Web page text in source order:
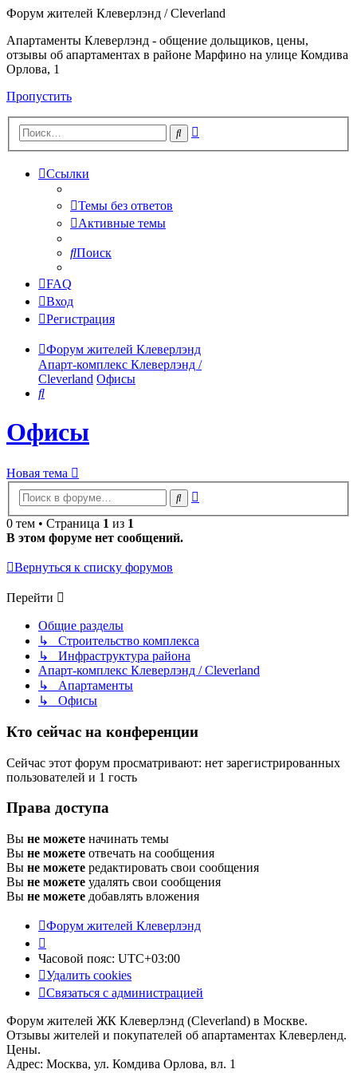
Форум жителей Клеверлэнд / Cleverland
Апартаменты Клеверлэнд - общение дольщиков, цены,
отзывы об апартаментах в районе Марфино на улице Комдива
Орлова, 1
Пропустить
Поиск
Ссылки
Темы без ответов
Активные темы
Поиск
FAQ
Вход
Регистрация
Форум жителей Клеверлэнд
Апарт-комплекс Клеверлэнд /
Cleverland Офисы
Поиск
Офисы
Новая тема
Поиск
0 тем • Страница 1 из 1
В этом форуме нет сообщений.
Вернуться к списку форумов
Перейти
Общие разделы
↳ Строительство комплекса
↳ Инфраструктура района
Апарт-комплекс Клеверлэнд / Cleverland
↳ Апартаменты
↳ Офисы
Кто сейчас на конференции
Сейчас этот форум просматривают: нет зарегистрированных
пользователей и 1 гость
Права доступа
Вы не можете начинать темы
Вы не можете отвечать на сообщения
Вы не можете редактировать свои сообщения
Вы не можете удалять свои сообщения
Вы не можете добавлять вложения
Форум жителей Клеверлэнд
Часовой пояс: UTC+03:00
Удалить cookies
Связаться с администрацией
Форум жителей ЖК Клеверлэнд (Cleverland) в Москве.
Отзывы жителей и покупателей об апартаментах Клеверленд.
Цены.
Адрес: Москва, ул. Комдива Орлова, вл. 1